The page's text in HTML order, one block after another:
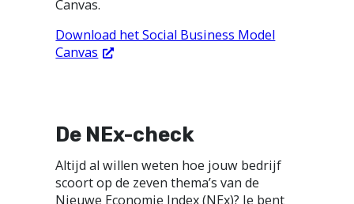
Canvas.
Download het Social Business Model
Canvas
De NEx-check
Altijd al willen weten hoe jouw bedrijf
scoort op de zeven thema’s van de
Nieuwe Economie Index (NEx)? Je bent